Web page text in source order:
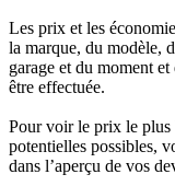
Les prix et les
la marque, du modèle,
garage et du moment
être effectuée.
Pour voir le prix le plus
potentielles possibles,
dans l’aperçu de vos